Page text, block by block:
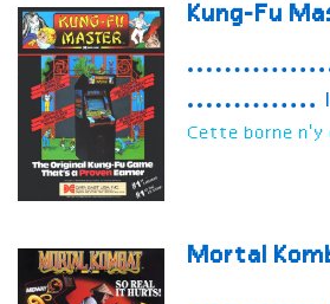
Kung-Fu
Cette borne n'y
Mortal